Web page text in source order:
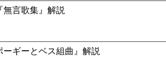
無言歌集』解説
ーギーとベス組曲』解説